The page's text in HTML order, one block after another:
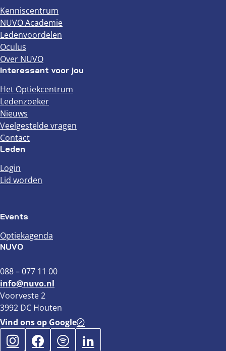
Kenniscentrum
NUVO Academie
Ledenvoordelen
Oculus
Over NUVO
Interessant voor jou
Het Optiekcentrum
Ledenzoeker
Nieuws
Veelgestelde vragen
Contact
Leden
Login
Lid worden
Events
Optiekagenda
NUVO
088 – 077 11 00
info@nuvo.nl
Voorveste 2
3992 DC Houten
Vind ons op Google